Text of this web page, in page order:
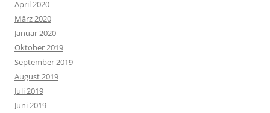
April 2020
März 2020
Januar 2020
Oktober 2019
September 2019
August 2019
Juli 2019
Juni 2019